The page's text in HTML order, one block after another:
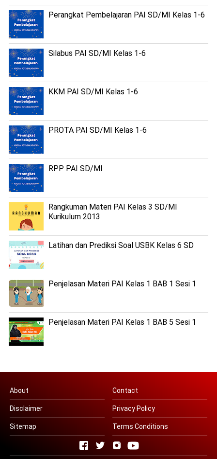
Perangkat Pembelajaran PAI SD/MI Kelas 1-6
Silabus PAI SD/MI Kelas 1-6
KKM PAI SD/MI Kelas 1-6
PROTA PAI SD/MI Kelas 1-6
RPP PAI SD/MI
Rangkuman Materi PAI Kelas 3 SD/MI
Kurikulum 2013
Latihan dan Prediksi Soal USBK Kelas 6 SD
Penjelasan Materi PAI Kelas 1 BAB 1 Sesi 1
Penjelasan Materi PAI Kelas 1 BAB 5 Sesi 1
About Contact
Disclaimer Privacy Policy
Sitemap Terms Conditions